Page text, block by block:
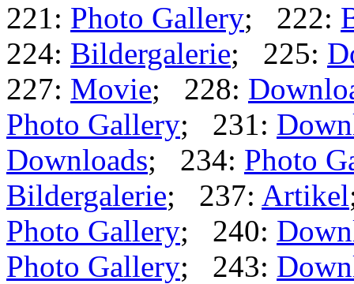
221: Photo Gallery; 222:
224: Bildergalerie; 225:
227: Movie; 228:
Photo Gallery; 231:
Downloads; 234: Photo
Bildergalerie; 237: Artikel
Photo Gallery; 240:
Photo Gallery; 243: